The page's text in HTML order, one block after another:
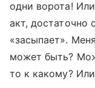
одни ворота!
акт, достаточно
«засыпает».
может быть?
то к какому?